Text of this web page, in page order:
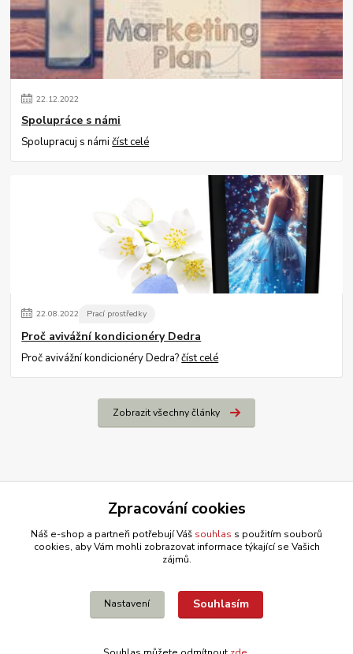
22.12.2022
Spolupráce s námi
Spolupracuj s námičíst celé
22.08.2022 Prací prostředky
Proč avivážní kondicionéry Dedra
Proč avivážní kondicionéry Dedra?číst celé
Zobrazit všechny články
Zpracování cookies
Náš e-shop a partneři potřebují Váš souhlas s použitím souborů
cookies, aby Vám mohli zobrazovat informace týkající se Vašich
zájmů.
Nastavení Souhlasím